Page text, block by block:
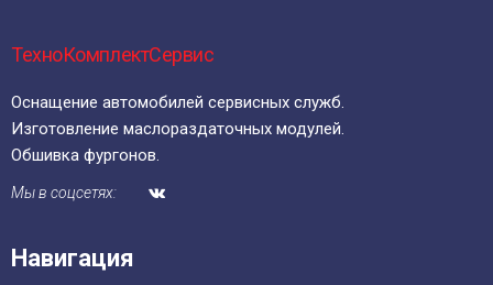
ТехноКомплектСервис
Оснащение автомобилей сервисных служб.
Изготовление маслораздаточных модулей.
Обшивка фургонов.
Мы в соцсетях:
Навигация